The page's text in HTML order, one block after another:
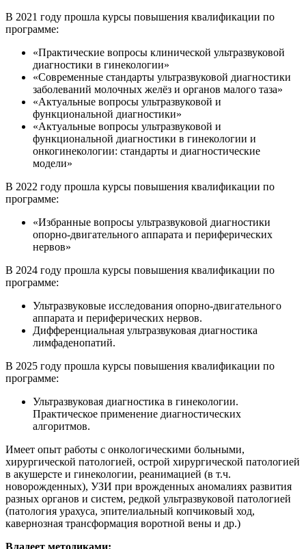
В 2021 году прошла курсы повышения квалификации по
программе:
«Практические вопросы клинической ультразвуковой
диагностики в гинекологии»
«Современные стандарты ультразвуковой диагностики
заболеваний молочных желёз и органов малого таза»
«Актуальные вопросы ультразвуковой и
функциональной диагностики»
«Актуальные вопросы ультразвуковой и
функциональной диагностики в гинекологии и
онкогинекологии: стандарты и диагностические
модели»
В 2022 году прошла курсы повышения квалификации по
программе:
«Избранные вопросы ультразвуковой диагностики
опорно-двигательного аппарата и периферических
нервов»
В 2024 году прошла курсы повышения квалификации по
программе:
Ультразвуковые исследования опорно-двигательного
аппарата и периферических нервов.
Дифференциальная ультразвуковая диагностика
лимфаденопатий.
В 2025 году прошла курсы повышения квалификации по
программе:
Ультразвуковая диагностика в гинекологии.
Практическое применение диагностических
алгоритмов.
Имеет опыт работы с онкологическими больными,
хирургической патологией, острой хирургической патологией
в акушерсте и гинекологии, реанимацией (в т.ч.
новорожденных), УЗИ при врожденных аномалиях развития
разных органов и систем, редкой ультразвуковой патологией
(патология урахуса, эпителиальный копчиковый ход,
кавернозная трансформация воротной вены и др.)
Владеет методиками: